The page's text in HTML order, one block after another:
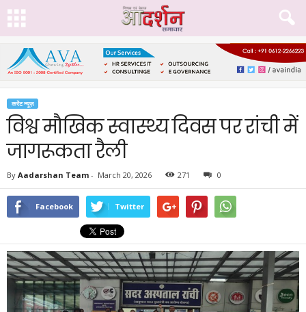
करेंट न्यूज़
विश्व मौखिक स्वास्थ्य दिवस पर रांची में
जागरूकता रैली
By Aadarshan Team - March 20, 2026 271 0
Facebook Twitter